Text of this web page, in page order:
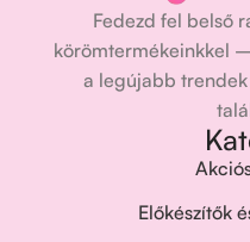
Fedezd fel belső
körömtermékeinkkel
a legújabb
Előkészítők